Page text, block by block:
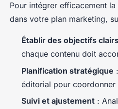
Pour intégrer efficacement
dans votre plan marketing,
Établir des objectifs
chaque contenu doit
Planification stratégique
éditorial pour coordonner
Suivi et ajustement :